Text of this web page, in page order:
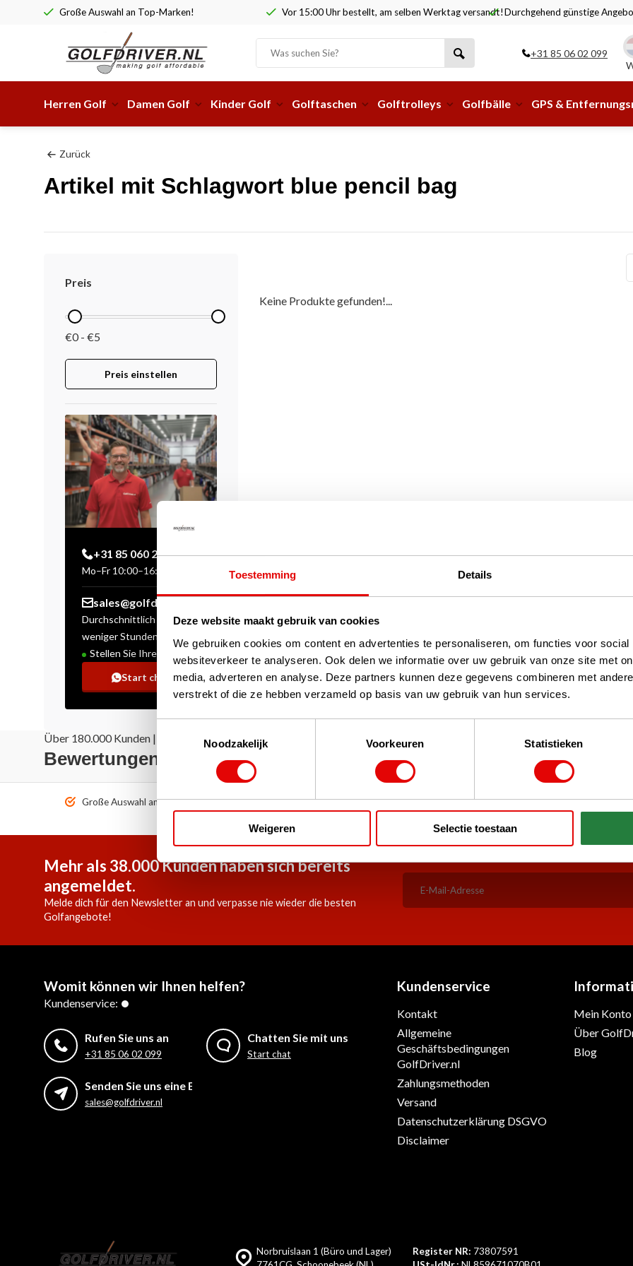
Toestemming Details
Deze website maakt gebruik van cookies
We gebruiken cookies om content en advertenties te personaliseren, om functies voor
websiteverkeer te analyseren. Ook delen we informatie over uw gebruik van onze site met
media, adverteren en analyse. Deze partners kunnen deze gegevens combineren met
verstrekt of die ze hebben verzameld op basis van uw gebruik van hun services.
Noodzakelijk
Voorkeuren Statistieken
Weigeren Selectie toestaan
Große Auswahl an Top-Marken! Vor 15:00 Uhr bestellt, am selben Werktag versandt!Durchgehend günstige
+31 85 06 02 099
Herren Golf Damen Golf Kinder Golf Golftaschen Golftrolleys Golfbälle GPS &
Zurück
Artikel mit Schlagwort blue pencil bag
Preis
€0 - €5
Preis einstellen
+31 85 060 20 99
Mo–Fr 10:00–16:00 Uhr
sales@golfdriver.nl
Durchschnittlich innerhalb
weniger Stunden
Stellen Sie Ihre Frage!
Start chat
Keine Produkte gefunden!...
Über 180.000 Kunden | Über 5.000 Bewertungen | Trusted Shops, TrustPilot, Google
Bewertungen: Das sagen unsere Kunden
Große Auswahl an Top-Marken!
Vor 15:00 Uhr bestellt, am selben
Durchgehend günstige
Mehr als 38.000 Kunden haben sich bereits
angemeldet.
Melde dich für den Newsletter an und verpasse nie wieder die besten
Golfangebote!
Womit können wir Ihnen helfen?
Kundenservice:
Rufen Sie uns an
+31 85 06 02 099
Chatten Sie mit uns
Start chat
Senden Sie uns eine E-Mail
sales@golfdriver.nl
Kundenservice
Kontakt
Allgemeine
Geschäftsbedingungen
GolfDriver.nl
Zahlungsmethoden
Versand
Datenschutzerklärung DSGVO
Disclaimer
Mein Konto
Über
Blog
Norbruislaan 1 (Büro und Lager)
Register NR: 73807591